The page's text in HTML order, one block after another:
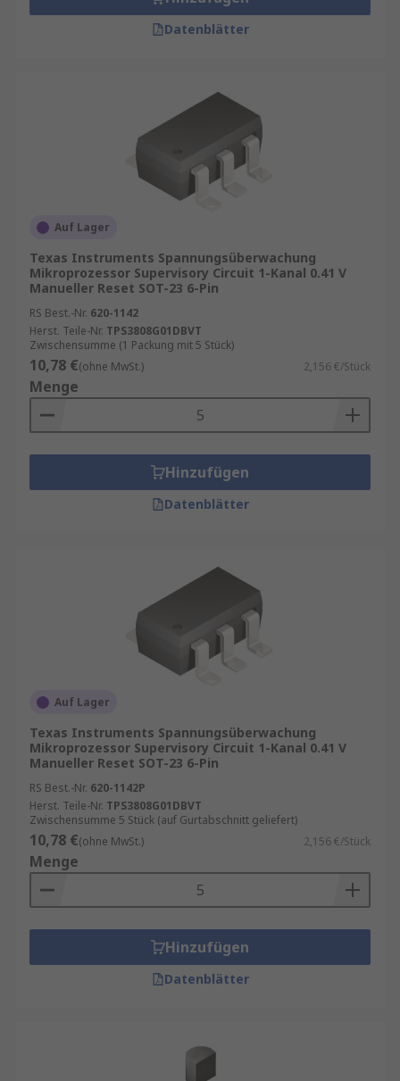
Datenblätter
Auf Lager
Texas Instruments Spannungsüberwachung
Mikroprozessor Supervisory Circuit 1-Kanal 0.41 V
Manueller Reset SOT-23 6-Pin
RS Best.-Nr. 620-1142
Herst. Teile-Nr. TPS3808G01DBVT
Zwischensumme (1 Packung mit 5 Stück)
10,78 €(ohne MwSt.) 2,156 €/Stück
Menge
Hinzufügen
Datenblätter
Auf Lager
Texas Instruments Spannungsüberwachung
Mikroprozessor Supervisory Circuit 1-Kanal 0.41 V
Manueller Reset SOT-23 6-Pin
RS Best.-Nr. 620-1142P
Herst. Teile-Nr. TPS3808G01DBVT
Zwischensumme 5 Stück (auf Gurtabschnitt geliefert)
10,78 €(ohne MwSt.) 2,156 €/Stück
Menge
Hinzufügen
Datenblätter